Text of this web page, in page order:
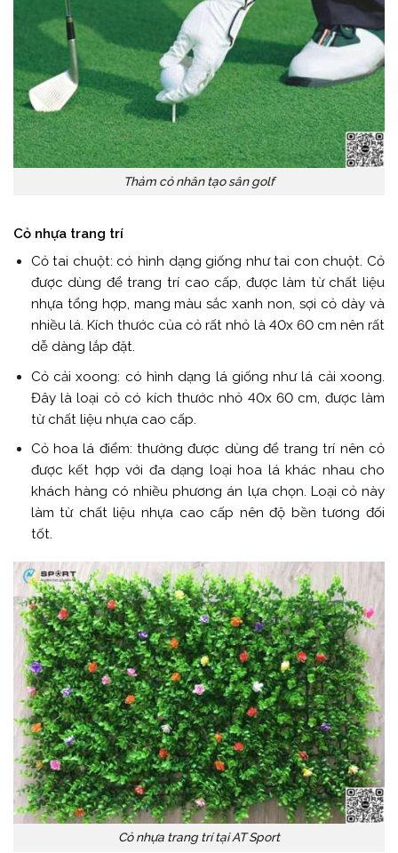
Thảm cỏ nhân tạo sân golf
Cỏ nhựa trang trí
Cỏ tai chuột: có hình dạng giống như tai con chuột. Cỏ
được dùng để trang trí cao cấp, được làm từ chất liệu
nhựa tổng hợp, mang màu sắc xanh non, sợi cỏ dày và
nhiều lá. Kích thước của cỏ rất nhỏ là 40x 60 cm nên rất
dễ dàng lắp đặt.
Cỏ cải xoong: có hình dạng lá giống như lá cải xoong.
Đây là loại cỏ có kích thước nhỏ 40x 60 cm, được làm
từ chất liệu nhựa cao cấp.
Cỏ hoa lá điểm: thường được dùng để trang trí nên cỏ
được kết hợp với đa dạng loại hoa lá khác nhau cho
khách hàng có nhiều phương án lựa chọn. Loại cỏ này
làm từ chất liệu nhựa cao cấp nên độ bền tương đối
tốt.
Cỏ nhựa trang trí tại AT Sport